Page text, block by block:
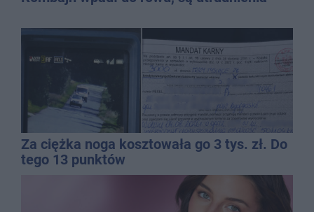
Za ciężka noga kosztowała go 3 tys. zł. Do
tego 13 punktów